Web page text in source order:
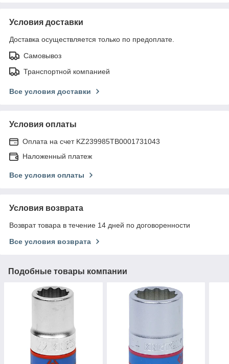
Условия доставки
Доставка осуществляется только по предоплате.
Самовывоз
Транспортной компанией
Все условия доставки
Условия оплаты
Оплата на счет KZ239985TB0001731043
Наложенный платеж
Все условия оплаты
Условия возврата
Возврат товара в течение 14 дней по договоренности
Все условия возврата
Подобные товары компании